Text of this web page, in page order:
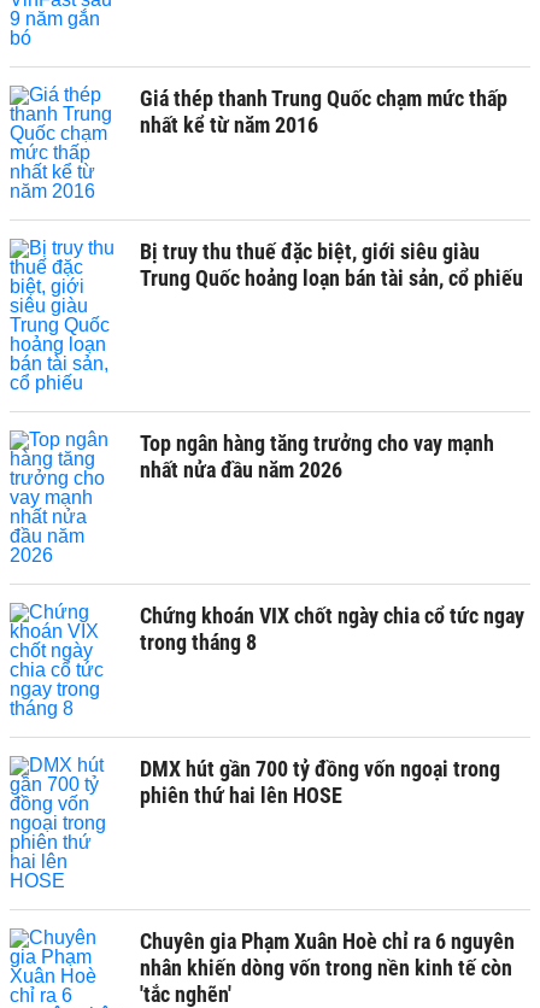
Giá thép thanh Trung Quốc chạm mức thấp
nhất kể từ năm 2016
Bị truy thu thuế đặc biệt, giới siêu giàu
Trung Quốc hoảng loạn bán tài sản, cổ phiếu
Top ngân hàng tăng trưởng cho vay mạnh
nhất nửa đầu năm 2026
Chứng khoán VIX chốt ngày chia cổ tức ngay
trong tháng 8
DMX hút gần 700 tỷ đồng vốn ngoại trong
phiên thứ hai lên HOSE
Chuyên gia Phạm Xuân Hoè chỉ ra 6 nguyên
nhân khiến dòng vốn trong nền kinh tế còn
'tắc nghẽn'